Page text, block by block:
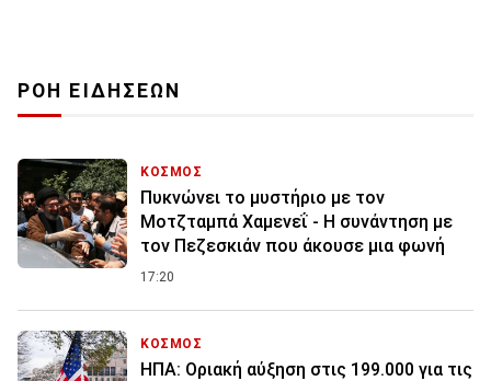
ΡΟΗ ΕΙΔΗΣΕΩΝ
ΚΟΣΜΟΣ
Πυκνώνει το μυστήριο με τον
Μοτζταμπά Χαμενεΐ - Η συνάντηση με
τον Πεζεσκιάν που άκουσε μια φωνή
17:20
ΚΟΣΜΟΣ
ΗΠΑ: Οριακή αύξηση στις 199.000 για τις